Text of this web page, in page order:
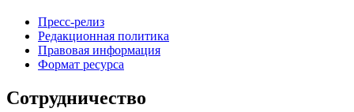
Пресс-релиз
Редакционная политика
Правовая информация
Формат ресурса
Сотрудничество